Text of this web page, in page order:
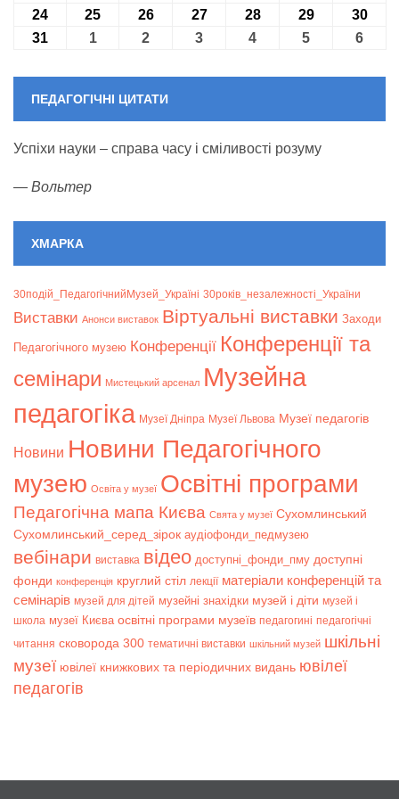
24 24.08.2026
25 25.08.2026
2626.08.2026
2727.08.2026
2828.08.2026
2929.08.2026
30
31 31.08.2026
101.09.2026
2 02.09.2026
3 03.09.2026
4 04.09.2026
5 05.09.2026
6
ПЕДАГОГІЧНІ ЦИТАТИ
Успіхи науки – справа часу і сміливості розуму
— Вольтер
ХМАРКА
30подій_ПедагогічнийМузей_Україні 30років_незалежності_України
Bиставки Анонси виставок Віртуальні виставки Заходи
Педагогічного музею Конференції Конференції та
семінари Мистецький арсенал Музейна
педагогіка Музеї Дніпра Музеї Львова Музеї педагогів
Новини Новини Педагогічного
музею Освіта у музеї Освітні програми
Педагогічна мапа Києва Свята у музеї Сухомлинський
Сухомлинський_серед_зірок аудіофонди_педмузею
вебінари виставка відео доступні_фонди_пму доступні
фонди конференція круглий стіл лекції матеріали конференцій та
семінарів музей для дітей музейні знахідки музей і діти музей і
школа музеї Києва освітні програми музеїв педагогині педагогічні
читання сковорода 300 тематичні виставки шкільний музей шкільні
музеї ювілеї книжкових та періодичних видань ювілеї
педагогів